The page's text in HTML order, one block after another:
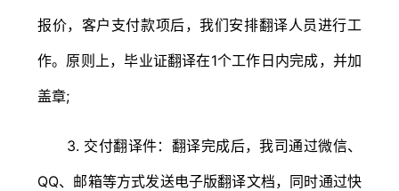
报价，客户支付款项后，我们安排翻译人员进行工
作。原则上，毕业证翻译在1个工作日内完成，并加
盖章;
3. 交付翻译件：翻译完成后，我司通过微信、
QQ、邮箱等方式发送电子版翻译文档，同时通过快